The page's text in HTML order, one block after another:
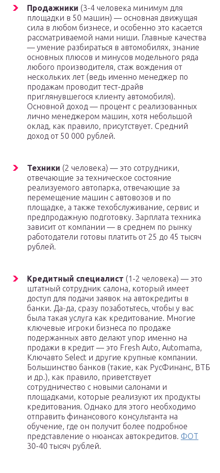
Продажники (3-4 человека минимум для
площадки в 50 машин) — основная движущая
сила в любом бизнесе, и особенно это касается
рассматриваемой нами ниши. Главные качества
— умение разбираться в автомобилях, знание
основных плюсов и минусов модельного ряда
любого производителя, стаж вождения от
нескольких лет (ведь именно менеджер по
продажам проводит тест-драйв
приглянувшегося клиенту автомобиля).
Основной доход — процент с реализованных
лично менеджером машин, хотя небольшой
оклад, как правило, присутствует. Средний
доход от 50 000 рублей.
Техники (2 человека) — это сотрудники,
отвечающие за техническое состояние
реализуемого автопарка, отвечающие за
перемещение машин с автовозов и по
площадке, а также техобслуживание, сервис и
предпродажную подготовку. Зарплата техника
зависит от компании — в среднем по рынку
работодатели готовы платить от 25 до 45 тысяч
рублей.
Кредитный специалист (1-2 человека) — это
штатный сотрудник салона, который имеет
доступ для подачи заявок на автокредиты в
банки. Да-да, сразу позаботьтесь, чтобы у вас
была такая услуга как кредитование. Многие
ключевые игроки бизнеса по продаже
подержанных авто делают упор именно на
продажи в кредит — это Fresh Auto, Automama,
Ключавто Select и другие крупные компании.
Большинство банков (такие, как РусФинанс, ВТБ
и др.), как правило, приветствует
сотрудничество с новыми салонами и
площадками, которые реализуют их продукты
кредитования. Однако для этого необходимо
отправить финансового консультанта на
обучение, где он получит более подробное
представление о нюансах автокредитов. ФОТ
30-40 тысяч рублей.